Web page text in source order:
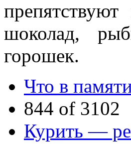
шоколад,
горошек.
Что в
844 of 3102
Курить —